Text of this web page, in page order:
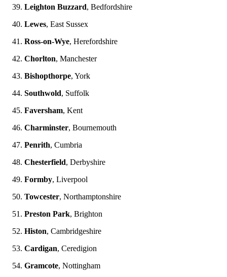
Leighton Buzzard, Bedfordshire
Lewes, East Sussex
Ross-on-Wye, Herefordshire
Chorlton, Manchester
Bishopthorpe, York
Southwold, Suffolk
Faversham, Kent
Charminster, Bournemouth
Penrith, Cumbria
Chesterfield, Derbyshire
Formby, Liverpool
Towcester, Northamptonshire
Preston Park, Brighton
Histon, Cambridgeshire
Cardigan, Ceredigion
Gramcote, Nottingham